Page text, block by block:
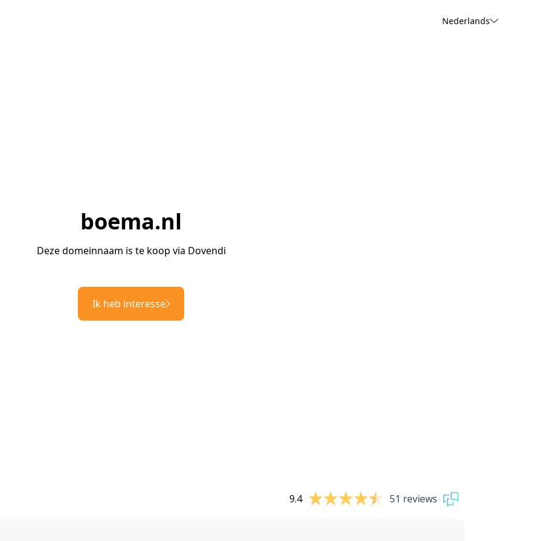
Nederlands
boema.nl
Deze domeinnaam is te koop via Dovendi
Ik heb interesse
9.4 51 reviews